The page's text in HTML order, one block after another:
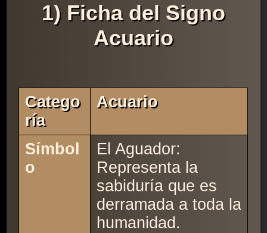
1) Ficha del Signo
Acuario
Catego
Ría
Acuario
Símbol
o
El Aguador:
Representa la
sabiduría que es
derramada a toda la
humanidad.